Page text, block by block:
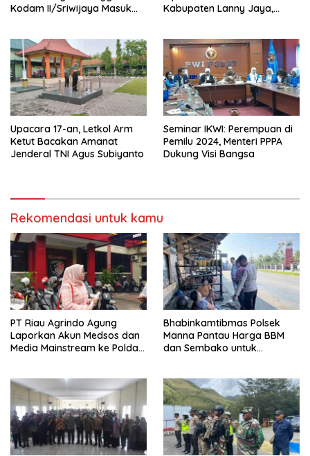
Kodam II/Sriwijaya Masuk
Kabupaten Lanny Jaya,
Upacara 17-an, Letkol Arm
Ketut Bacakan Amanat
Jenderal TNI Agus Subiyanto
Seminar IKWI: Perempuan di
Pemilu 2024, Menteri PPPA
Dukung Visi Bangsa
Rekomendasi untuk kamu
PT Riau Agrindo Agung
Laporkan Akun Medsos dan
Media Mainstream ke Polda
Bhabinkamtibmas Polsek
Manna Pantau Harga BBM
dan Sembako untuk